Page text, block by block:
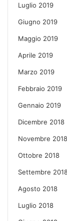
Luglio 2019
Giugno 2019
Maggio 2019
Aprile 2019
Marzo 2019
Febbraio 2019
Gennaio 2019
Dicembre 2018
Novembre 2018
Ottobre 2018
Settembre
Agosto 2018
Luglio 2018